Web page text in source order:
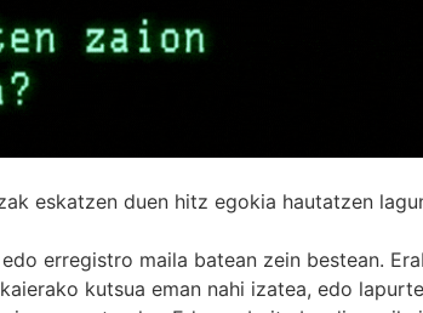
eskatzen duen hitz egokia hautatzen
erregistro maila batean zein bestean.
kutsua eman nahi izatea, edo